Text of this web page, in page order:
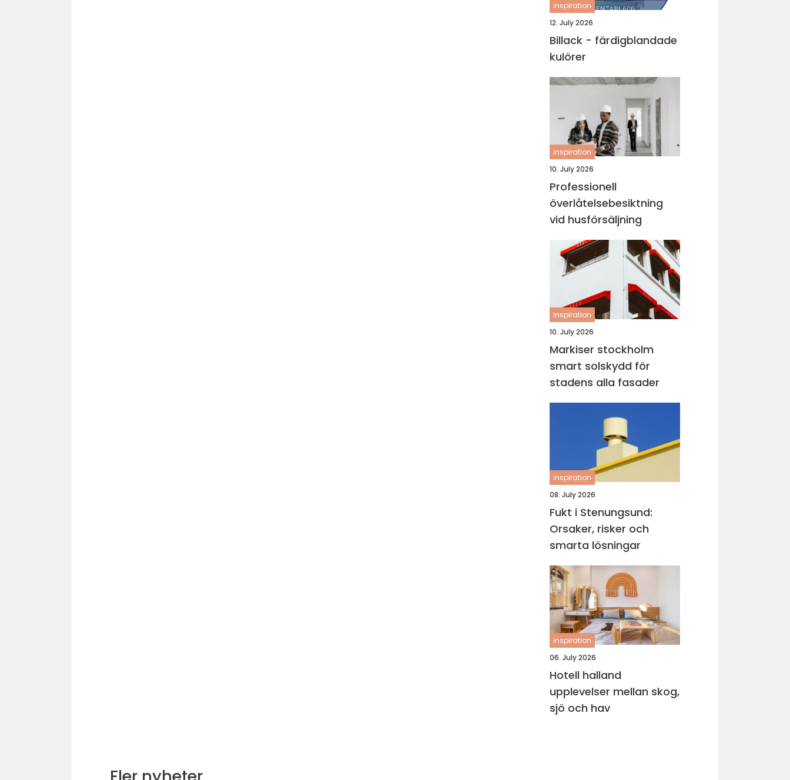
inspiration
12. July 2026
Billack - färdigblandade
kulörer
inspiration
10. July 2026
Professionell
överlåtelsebesiktning
vid husförsäljning
inspiration
10. July 2026
Markiser stockholm
smart solskydd för
stadens alla fasader
inspiration
08. July 2026
Fukt i Stenungsund:
Orsaker, risker och
smarta lösningar
inspiration
06. July 2026
Hotell halland
upplevelser mellan skog,
sjö och hav